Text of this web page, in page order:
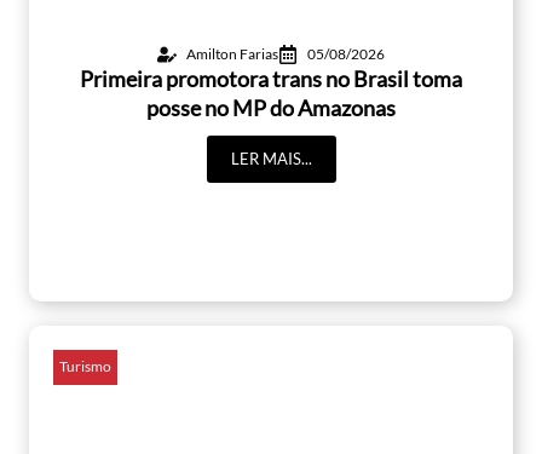
Amilton Farias 05/08/2026
Primeira promotora trans no Brasil toma
posse no MP do Amazonas
LER MAIS...
Turismo